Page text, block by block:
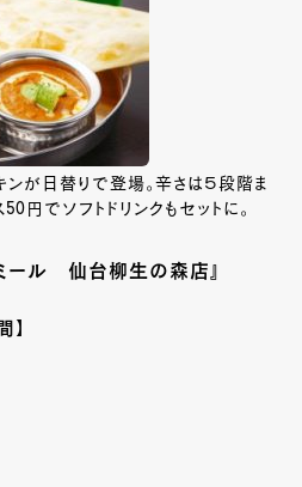
が日替りで登場。辛さは５段階ま
円でソフトドリンクもセットに。
ール 仙台柳生の森店』